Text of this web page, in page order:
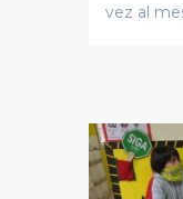
vez al